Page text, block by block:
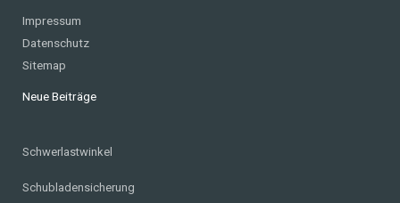
Impressum
Datenschutz
Sitemap
Neue Beiträge
Schwerlastwinkel
Schubladensicherung